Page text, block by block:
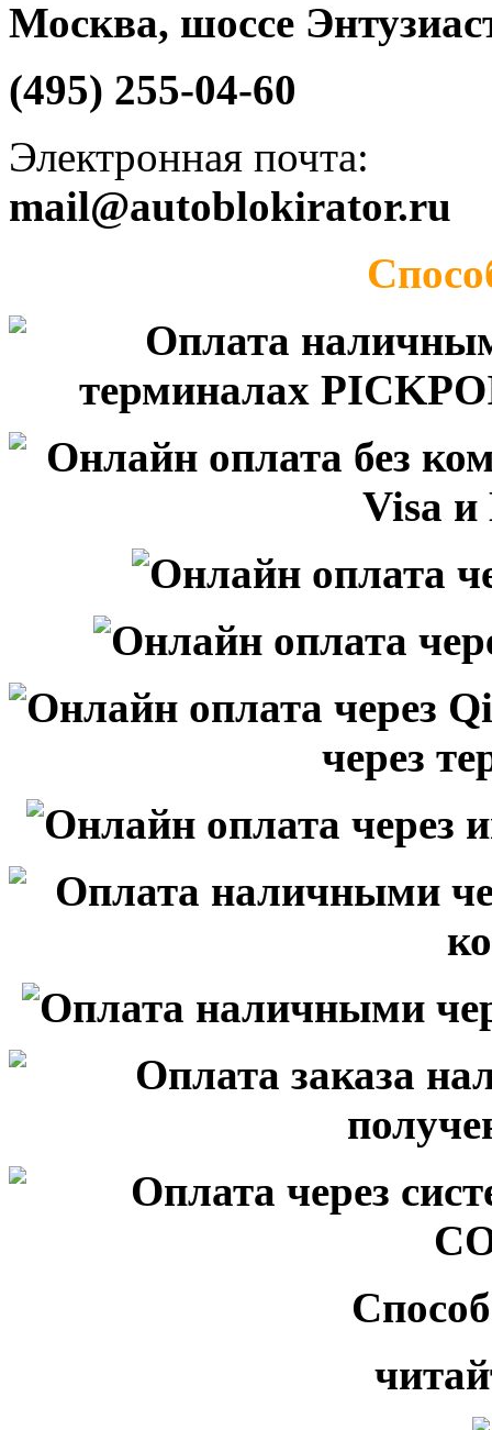
Москва, шоссе
(495) 255-04-60
Электронная почта:
mail@autoblokirator.ru